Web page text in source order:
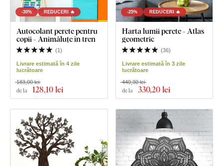
-30% REDUCERI 🔥
Autocolant perete pentru
copii - Animăluțe în tren
(1)
Livrare estimată în 4 zile
lucrătoare
de la 128,10 lei
183,00 lei
-25% REDUCERI 🔥
Harta lumii perete - Atlas
geometric
(36)
Livrare estimată în 3 zile
lucrătoare
de la 330,20 lei
440,30 lei